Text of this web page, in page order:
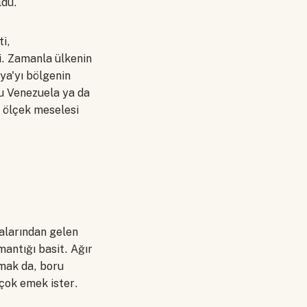
Zamanla ülkenin
bölgenin
Venezuela ya da
meselesi
gelen
basit. Ağır
da, boru
emek ister.